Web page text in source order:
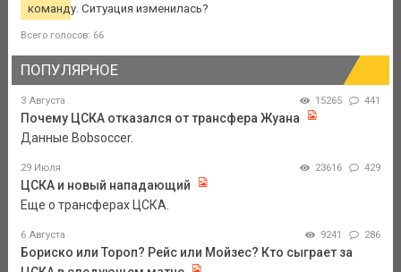
команду. Ситуация изменилась?
Всего голосов: 66
ПОПУЛЯРНОЕ
3 Августа 15265 441
Почему ЦСКА отказался от трансфера Жуана
Данные Bobsoccer.
29 Июля 23616 429
ЦСКА и новый нападающий
Еще о трансферах ЦСКА.
6 Августа 9241 286
Бориско или Тороп? Рейс или Мойзес? Кто сыграет за